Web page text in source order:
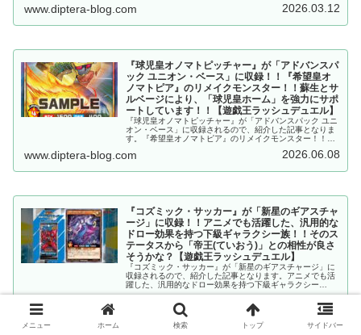
定！！【遊戯王ラッシュデュエル】
www.diptera-blog.com 2026.03.12
『球児皇オノマトピッチャー』が「アドバンスパ
ック ユニオン・ベース」に収録！！『希望皇オ
ノマトピア』のリメイクモンスター！！蘇生とサ
ルベージにより、「球児皇ホーム」を強力にサポ
ートしています！！【遊戯王ラッシュデュエル】
『球児皇オノマトピッチャー』が「アドバンスパック ユニ
オン・ベース」に収録されるので、紹介した記事となりま
す。『希望皇オノマトピア』のリメイクモンスター！！蘇
トしています！！【遊戯王ラッシュデュエル】
www.diptera-blog.com 2026.06.08
『コズミック・サッカー』が「新星のギアスチャ
ージ」に収録！！アニメでも活躍した、汎用的な
ドロー効果を持つ下級ギャラクシー族！！そのス
テータスから「帝王(ていおう)」との相性が良さ
そうかな？【遊戯王ラッシュデュエル】
『コズミック・サッカー』が「新星のギアスチャージ」に
収録されるので、紹介した記事となります。アニメでも活
躍した、汎用的なドロー効果を持つ下級ギャラクシー
族！！そのステータスから「帝王(ていおう)」との相性が
良さそうかな？【遊戯王ラッシュデュエル】
www.diptera-blog.com 2025.11.08
メニュー ホーム 検索 トップ サイドバー